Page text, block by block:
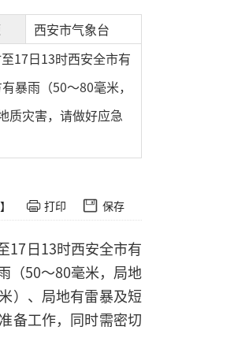
西安市气象台
17日13时西安全市有
暴雨（50～80毫米，
质灾害，请做好应急
】 打印 保存
17日13时西安全市有
（50～80毫米，局地
）、局地有雷暴及短
备工作，同时需密切